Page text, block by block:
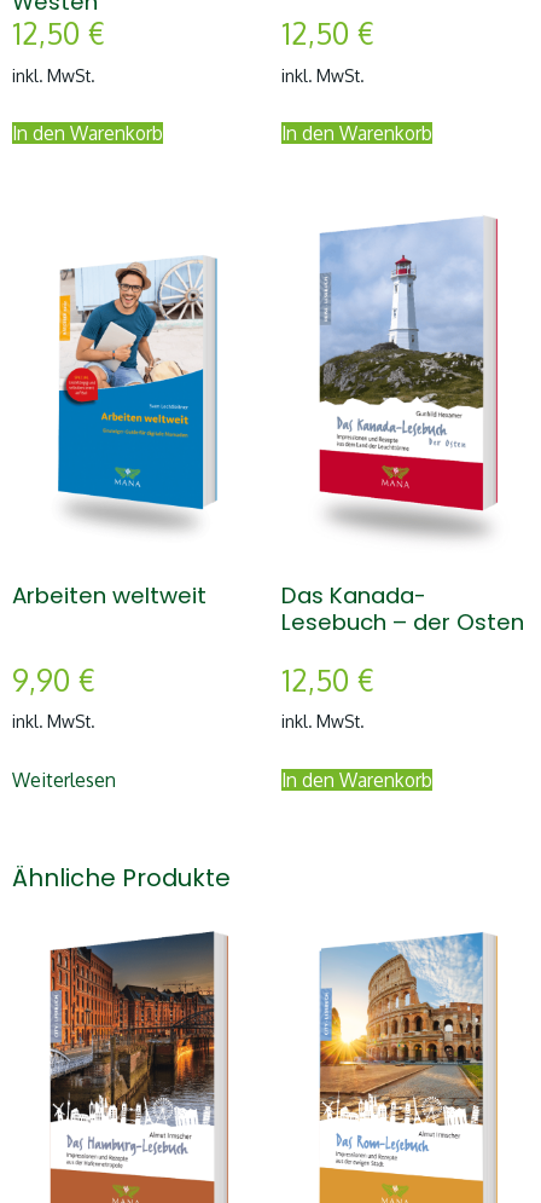
12,50 €
inkl. MwSt.
In den Warenkorb
12,50 €
inkl. MwSt.
In den Warenkorb
Arbeiten weltweit
9,90 €
inkl. MwSt.
Weiterlesen
Das Kanada-
Lesebuch – der Osten
12,50 €
inkl. MwSt.
In den Warenkorb
Ähnliche Produkte